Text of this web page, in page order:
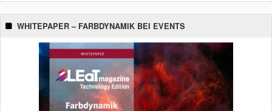
WHITEPAPER – FARBDYNAMIK BEI EVENTS